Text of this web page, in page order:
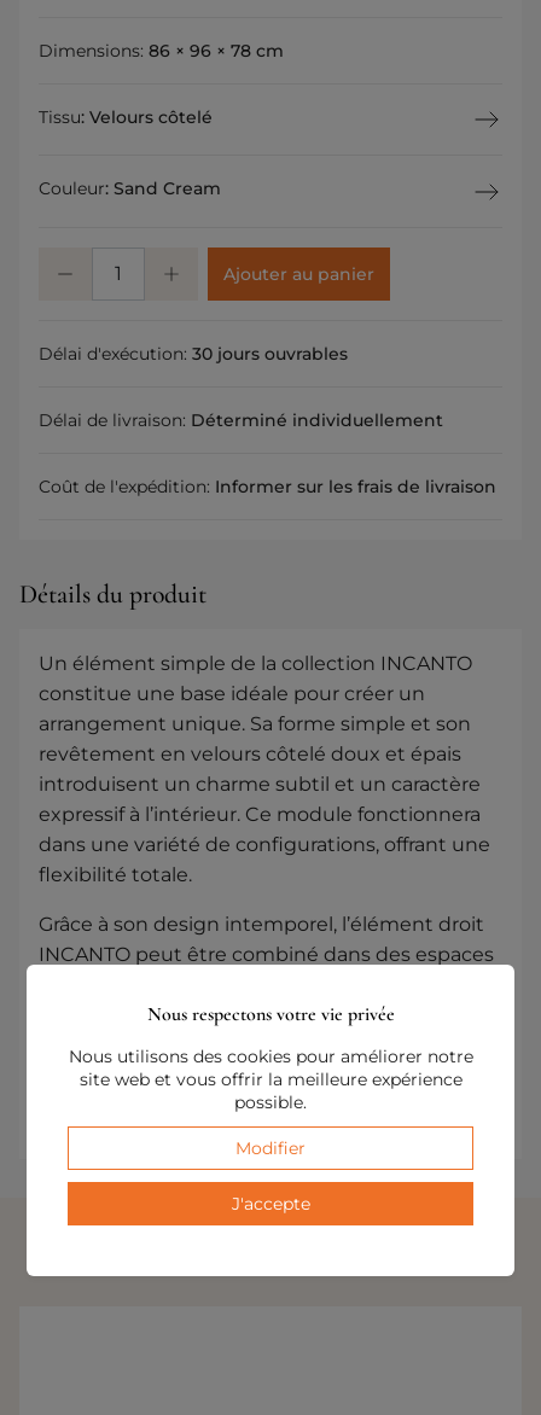
Dimensions: 86 × 96 × 78 cm
Tissu: Velours côtelé
Couleur: Sand Cream
Ajouter au panier
Délai d'exécution: 30 jours ouvrables
Délai de livraison: Déterminé individuellement
Coût de l'expédition: Informer sur les frais de livraison
Détails du produit
Un élément simple de la collection INCANTO
constitue une base idéale pour créer un
arrangement unique. Sa forme simple et son
revêtement en velours côtelé doux et épais
introduisent un charme subtil et un caractère
expressif à l’intérieur. Ce module fonctionnera
dans une variété de configurations, offrant une
flexibilité totale.
Grâce à son design intemporel, l’élément droit
INCANTO peut être combiné dans des espaces
confortable pour se détendre. C’est une option
parfaite pour ceux qui recherchent des
solutions fonctionnelles et en même temps
Nous respectons votre vie privée
Nous utilisons des cookies pour améliorer notre
site web et vous offrir la meilleure expérience
possible.
Modifier
J'accepte